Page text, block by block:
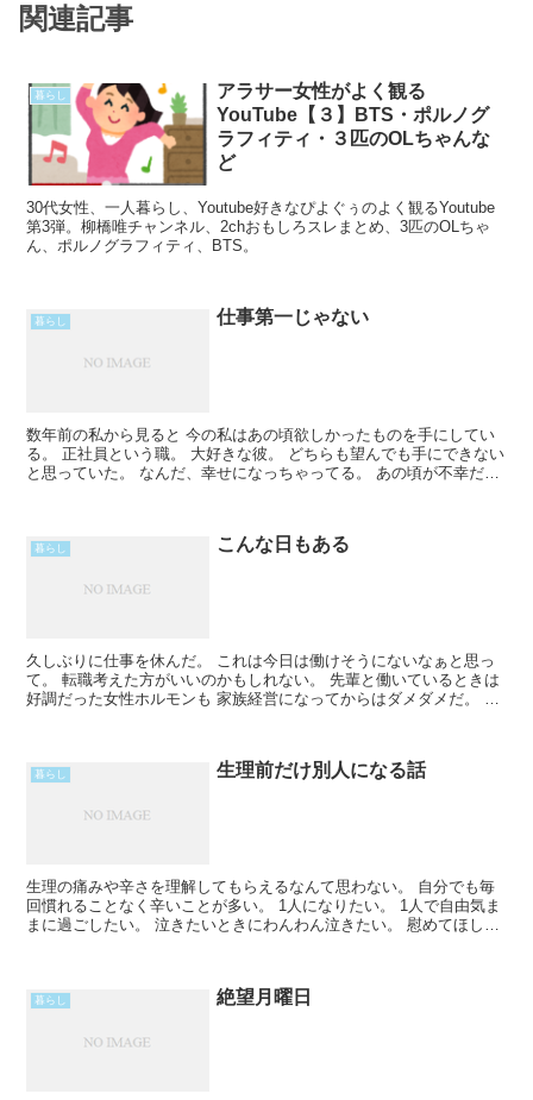
関連記事
暮らし
アラサー女性がよく観る
YouTube【３】BTS・ポルノグ
ラフィティ・３匹のOLちゃんな
ど
30代女性、一人暮らし、Youtube好きなぴよぐぅのよく観るYoutube
第3弾。柳橋唯チャンネル、2chおもしろスレまとめ、3匹のOLちゃ
ん、ポルノグラフィティ、BTS。
暮らし 仕事第一じゃない
数年前の私から見ると 今の私はあの頃欲しかったものを手にしてい
る。 正社員という職。 大好きな彼。 どちらも望んでも手にできない
と思っていた。 なんだ、幸せになっちゃってる。 あの頃が不幸だっ
暮らし こんな日もある
久しぶりに仕事を休んだ。 これは今日は働けそうにないなぁと思っ
て。 転職考えた方がいいのかもしれない。 先輩と働いているときは
好調だった女性ホルモンも 家族経営になってからはダメダメだ。 仕
暮らし 生理前だけ別人になる話
生理の痛みや辛さを理解してもらえるなんて思わない。 自分でも毎
回慣れることなく辛いことが多い。 1人になりたい。 1人で自由気ま
まに過ごしたい。 泣きたいときにわんわん泣きたい。 慰めてほしい
暮らし 絶望月曜日